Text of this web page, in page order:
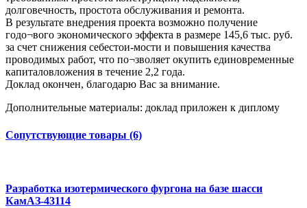
долговечность, простота обслуживания и ремонта.
В результате внедрения проекта возможно получение
годо¬вого экономического эффекта в размере 145,6 тыс. руб.
за счет снижения себестои-мости и повышения качества
проводимых работ, что по¬зволяет окупить единовременные
капиталовложения в течение 2,2 года.
Доклад окончен, благодарю Вас за внимание.
Дополнительные материалы: доклад приложен к диплому
Сопутствующие товары (6)
Разработка изотермического фургона на базе шасси
КамАЗ-43114